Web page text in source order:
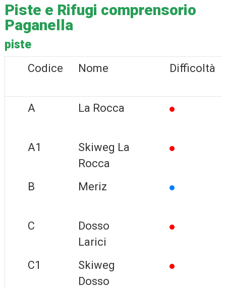
Piste e Rifugi comprensorio
Paganella
piste
Codice Nome Difficoltà
A La Rocca
A1
Skiweg La
Rocca
B
Meriz
C
Dosso
Larici
C1
Skiweg
Dosso